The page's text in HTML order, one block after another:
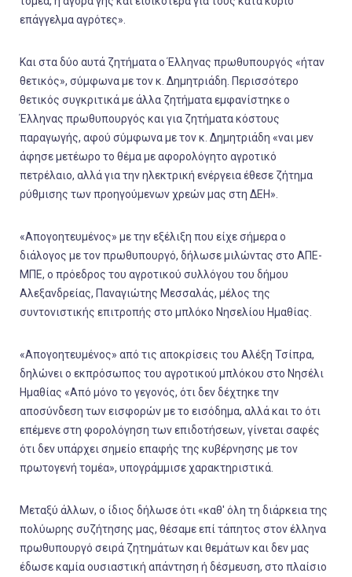
επάγγελμα αγρότες».
Και στα δύο αυτά ζητήματα ο Έλληνας πρωθυπουργός «ήταν
θετικός», σύμφωνα με τον κ. Δημητριάδη. Περισσότερο
θετικός συγκριτικά με άλλα ζητήματα εμφανίστηκε ο
Έλληνας πρωθυπουργός και για ζητήματα κόστους
παραγωγής, αφού σύμφωνα με τον κ. Δημητριάδη «ναι μεν
άφησε μετέωρο το θέμα με αφορολόγητο αγροτικό
πετρέλαιο, αλλά για την ηλεκτρική ενέργεια έθεσε ζήτημα
ρύθμισης των προηγούμενων χρεών μας στη ΔΕΗ».
«Απογοητευμένος» με την εξέλιξη που είχε σήμερα ο
διάλογος με τον πρωθυπουργό, δήλωσε μιλώντας στο ΑΠΕ-
ΜΠΕ, ο πρόεδρος του αγροτικού συλλόγου του δήμου
Αλεξανδρείας, Παναγιώτης Μεσσαλάς, μέλος της
συντονιστικής επιτροπής στο μπλόκο Νησελίου Ημαθίας.
«Απογοητευμένος» από τις αποκρίσεις του Αλέξη Τσίπρα,
δηλώνει ο εκπρόσωπος του αγροτικού μπλόκου στο Νησέλι
Ημαθίας «Από μόνο το γεγονός, ότι δεν δέχτηκε την
αποσύνδεση των εισφορών με το εισόδημα, αλλά και το ότι
επέμενε στη φορολόγηση των επιδοτήσεων, γίνεται σαφές
ότι δεν υπάρχει σημείο επαφής της κυβέρνησης με τον
πρωτογενή τομέα», υπογράμμισε χαρακτηριστικά.
Μεταξύ άλλων, ο ίδιος δήλωσε ότι «καθ' όλη τη διάρκεια της
πολύωρης συζήτησης μας, θέσαμε επί τάπητος στον έλληνα
πρωθυπουργό σειρά ζητημάτων και θεμάτων και δεν μας
έδωσε καμία ουσιαστική απάντηση ή δέσμευση, στο πλαίσιο